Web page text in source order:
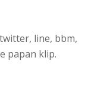
line, bbm,
papan klip.